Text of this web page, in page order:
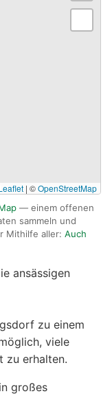
| ©OpenStreetMap
— einem offenen
sammeln und
Mithilfe aller: Auch
ansässigen
zu einem
viele
zu erhalten.
großes